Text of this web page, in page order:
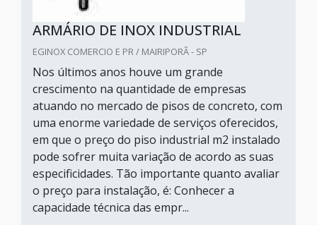
ARMÁRIO DE INOX INDUSTRIAL
EGINOX COMERCIO E PR / MAIRIPORÃ - SP
Nos últimos anos houve um grande
crescimento na quantidade de empresas
atuando no mercado de pisos de concreto, com
uma enorme variedade de serviços oferecidos,
em que o preço do piso industrial m2 instalado
pode sofrer muita variação de acordo as suas
especificidades. Tão importante quanto avaliar
o preço para instalação, é: Conhecer a
capacidade técnica das empr...